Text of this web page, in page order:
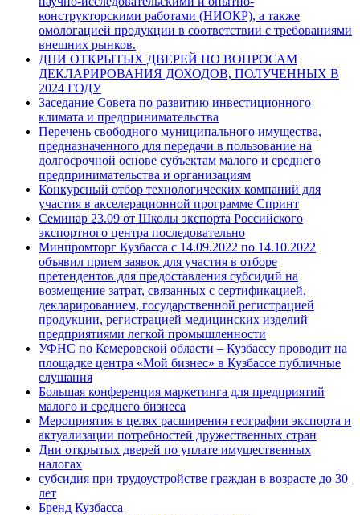
конструкторскими работами (НИОКР), а также
омологацией продукции в соответствии с требованиями
внешних рынков.
ДНИ ОТКРЫТЫХ ДВЕРЕЙ ПО ВОПРОСАМ
ДЕКЛАРИРОВАНИЯ ДОХОДОВ, ПОЛУЧЕННЫХ В
2024 ГОДУ
Заседание Совета по развитию инвестиционного
климата и предпринимательства
Перечень свободного муниципального имущества,
предназначенного для передачи в пользование на
долгосрочной основе субъектам малого и среднего
предпринимательства и организациям
Конкурсный отбор технологических компаний для
участия в акселерационной программе Спринт
Семинар 23.09 от Школы экспорта Российского
экспортного центра последовательно
Минпромторг Кузбасса с 14.09.2022 по 14.10.2022
объявил прием заявок для участия в отборе
претендентов для предоставления субсидий на
возмещение затрат, связанных с сертификацией,
декларированием, государственной регистрацией
продукции, регистрацией медицинских изделий
предприятиями легкой промышленности
УФНС по Кемеровской области – Кузбассу проводит на
площадке центра «Мой бизнес» в Кузбассе публичные
слушания
Большая конференция маркетинга для предприятий
малого и среднего бизнеса
Мероприятия в целях расширения географии экспорта и
актуализации потребностей дружественных стран
Дни открытых дверей по уплате имущественных
налогах
субсидия при трудоустройстве граждан в возрасте до 30
лет
Бренд Кузбасса